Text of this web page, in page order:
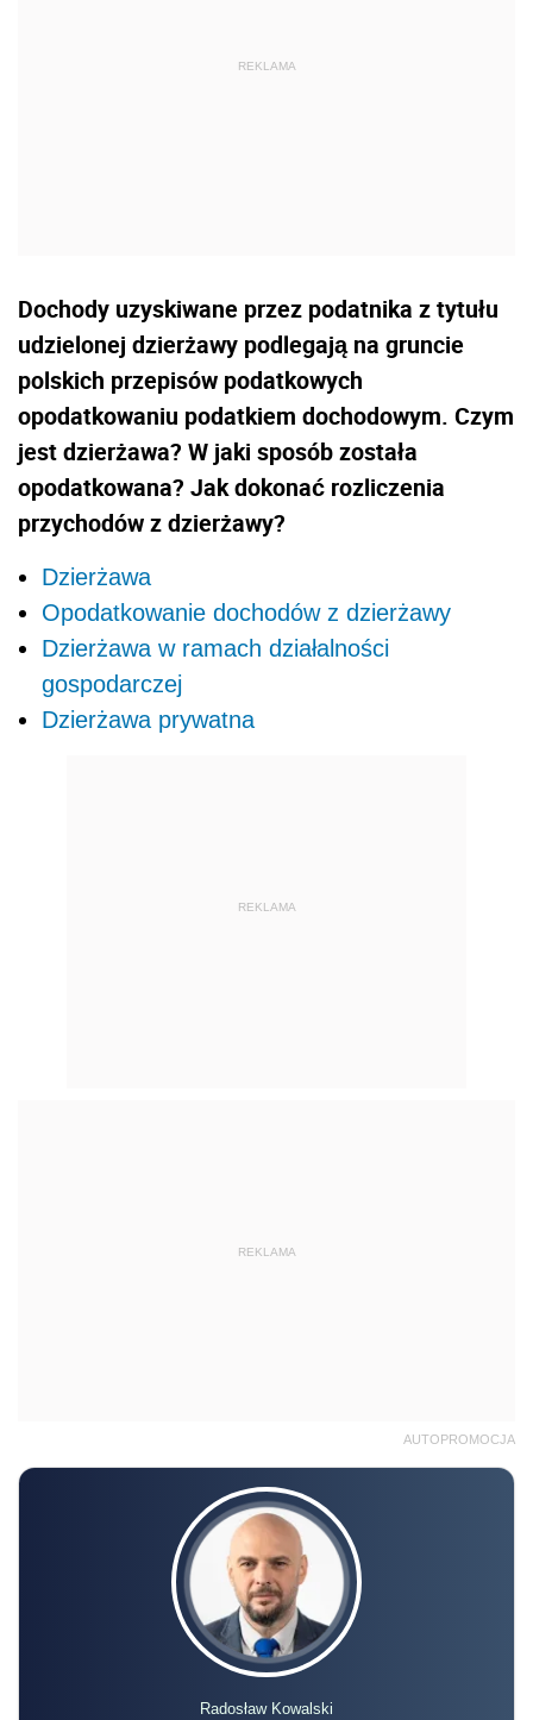
Dochody uzyskiwane przez podatnika z tytułu
udzielonej dzierżawy podlegają na gruncie
polskich przepisów podatkowych
opodatkowaniu podatkiem dochodowym. Czym
jest dzierżawa? W jaki sposób została
opodatkowana? Jak dokonać rozliczenia
przychodów z dzierżawy?
Dzierżawa
Opodatkowanie dochodów z dzierżawy
Dzierżawa w ramach działalności
gospodarczej
Dzierżawa prywatna
REKLAMA
REKLAMA
AUTOPROMOCJA
Radosław Kowalski